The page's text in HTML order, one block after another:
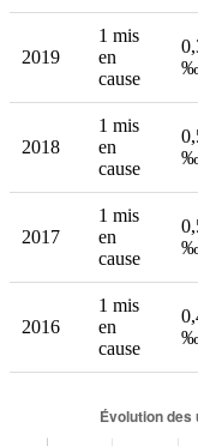
2019
1 mis
en
cause
2018
1 mis
en
cause
2017
1 mis
en
cause
2016
1 mis
en
cause